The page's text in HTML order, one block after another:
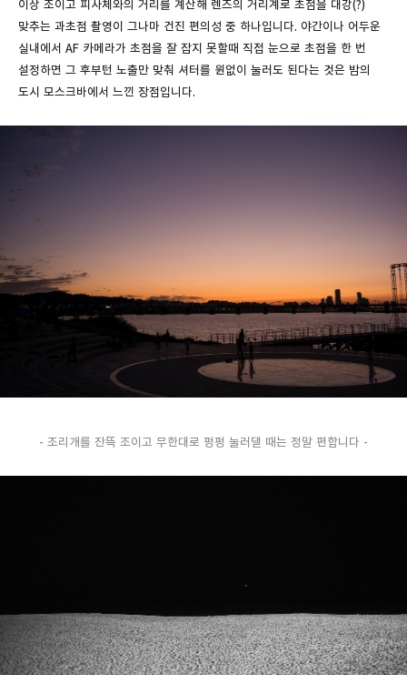
이상 조이고 피사체와의 거리를 계산해 렌즈의 거리계로 초점을 대강(?)
맞추는 과초점 촬영이 그나마 건진 편의성 중 하나입니다. 야간이나 어두운
실내에서 AF 카메라가 초점을 잘 잡지 못할때 직접 눈으로 초점을 한 번
설정하면 그 후부턴 노출만 맞춰 셔터를 원없이 눌러도 된다는 것은 밤의
도시 모스크바에서 느낀 장점입니다.
- 조리개를 잔뜩 조이고 무한대로 펑펑 눌러댈 때는 정말 편합니다 -